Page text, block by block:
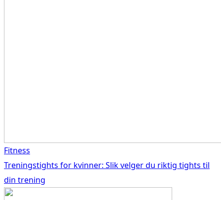
Fitness
Treningstights for kvinner: Slik velger du riktig tights til
din trening